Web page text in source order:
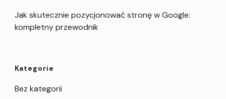
Jak skutecznie pozycjonować stronę w Google:
kompletny przewodnik
Kategorie
Bez kategorii